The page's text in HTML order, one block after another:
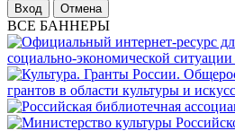
Отмена
ВСЕ БАННЕРЫ